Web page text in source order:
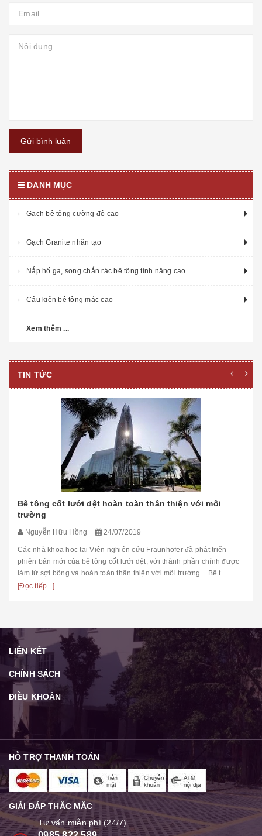
Gửi bình luận
DANH MỤC
Gạch bê tông cường độ cao
Gạch Granite nhân tạo
Nắp hố ga, song chắn rác bê tông tính năng cao
Cấu kiện bê tông mác cao
Xem thêm ...
TIN TỨC
Bê tông cốt lưới dệt hoàn toàn thân thiện với môi
trường
Nguyễn Hữu Hồng 24/07/2019
Các nhà khoa học tại Viện nghiên cứu Fraunhofer đã phát triển
phiên bản mới của bê tông cốt lưới dệt, với thành phần chính được
làm từ sợi bông và hoàn toàn thân thiện với môi trường. Bê t...
[Đọc tiếp...]
LIÊN KẾT
CHÍNH SÁCH
ĐIỀU KHOẢN
HỖ TRỢ THANH TOÁN
GIẢI ĐÁP THẮC MẮC
Tư vấn miễn phí (24/7)